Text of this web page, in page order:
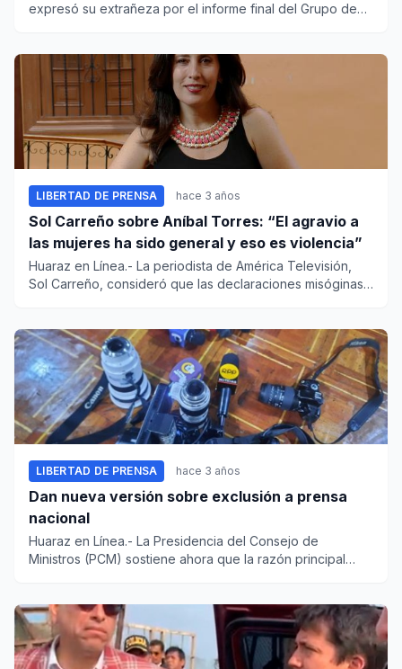
expresó su extrañeza por el informe final del Grupo de
LIBERTAD DE PRENSA hace 3 años
Sol Carreño sobre Aníbal Torres: “El agravio a
las mujeres ha sido general y eso es violencia”
Huaraz en Línea.- La periodista de América Televisión,
Sol Carreño, consideró que las declaraciones misóginas
LIBERTAD DE PRENSA hace 3 años
Dan nueva versión sobre exclusión a prensa
nacional
Huaraz en Línea.- La Presidencia del Consejo de
Ministros (PCM) sostiene ahora que la razón principal